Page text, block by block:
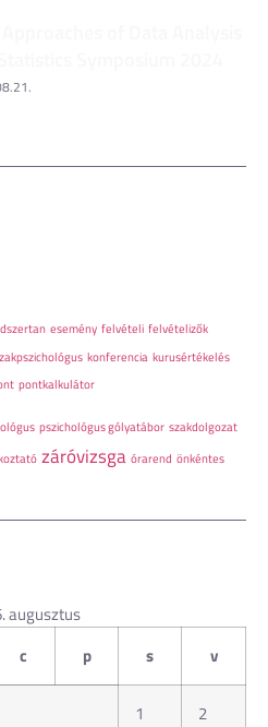
esemény felvételi felvételizők
konferencia kurusértékelés
pontkalkulátor
pszichológus gólyatábor szakdolgozat
záróvizsga órarend önkéntes
augusztus
c p s v
1 2